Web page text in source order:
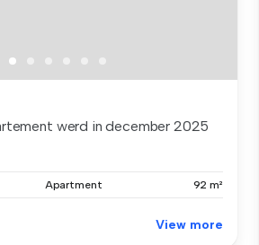
werd in december 2025
Apartment 92 m²
View more